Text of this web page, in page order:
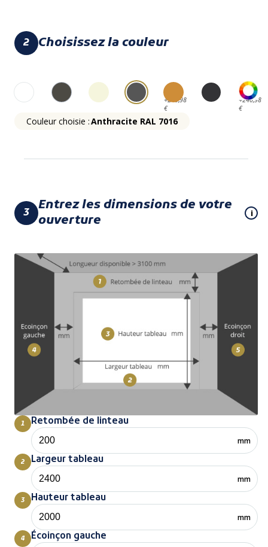
2 Choisissez la couleur
Couleur choisie :Anthracite RAL 7016
+240,98
€
+240,98
€
3
Entrez les dimensions de votre
ouverture
i
1 Retombée de linteau
mm
2 Largeur tableau
mm
3 Hauteur tableau
mm
4 Écoinçon gauche